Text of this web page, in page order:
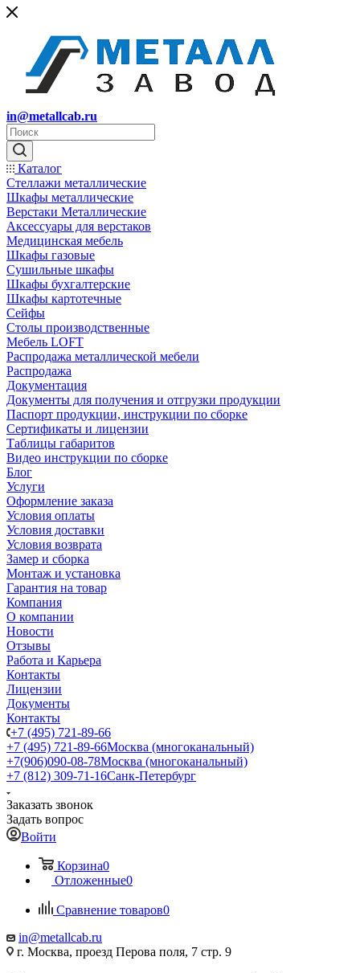
in@metallcab.ru
Каталог
Стеллажи металлические
Шкафы металлические
Верстаки Металлические
Аксессуары для верстаков
Медицинская мебель
Шкафы газовые
Сушильные шкафы
Шкафы бухгалтерские
Шкафы картотечные
Сейфы
Столы производственные
Мебель LOFT
Распродажа металлической мебели
Распродажа
Документация
Документы для получения и отгрузки продукции
Паспорт продукции, инструкции по сборке
Сертификаты и лицензии
Таблицы габаритов
Видео инструкции по сборке
Блог
Услуги
Оформление заказа
Условия оплаты
Условия доставки
Условия возврата
Замер и сборка
Монтаж и установка
Гарантия на товар
Компания
О компании
Новости
Отзывы
Работа и Карьера
Контакты
Лицензии
Документы
Контакты
+7 (495) 721-89-66
+7 (495) 721-89-66Москва (многоканальный)
+7(906)090-08-78Москва (многоканальный)
+7 (812) 309-71-16Санк-Петербург
Заказать звонок
Задать вопрос
Войти
Корзина0
Отложенные0
Сравнение товаров0
in@metallcab.ru
г. Москва, проезд Перова поля, 7 стр. 9